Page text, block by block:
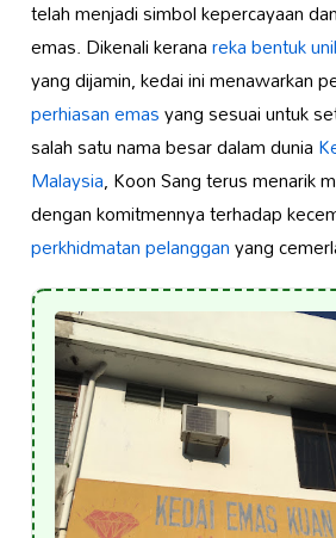
telah menjadi simbol kepercayaan
emas. Dikenali keranareka bentuk
yang dijamin, kedai ini menawarkan
perhiasan emasyang sesuai untuk
salah satu nama besar dalam dunia
Malaysia, Koon Sang terus menarik
dengan komitmennya terhadap
perkhidmatan pelangganyang